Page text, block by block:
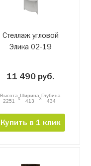
Стеллаж угловой
Элика 02-19
11 490 руб.
Высота
2251
xШирина
413
xГлубина
434
Купить в 1 клик